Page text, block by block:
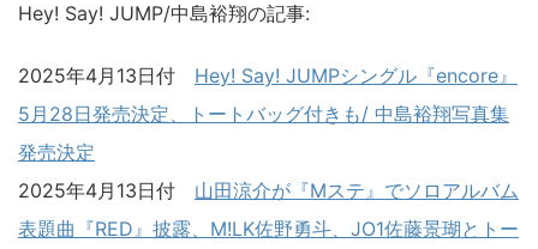
Hey! Say! JUMP/中島裕翔の記事:
2025年4月13日付 Hey! Say! JUMPシングル『encore』
5月28日発売決定、トートバッグ付きも/ 中島裕翔写真集
発売決定
2025年4月13日付 山田涼介が『Mステ』でソロアルバム
表題曲『RED』披露、M!LK佐野勇斗、JO1佐藤景瑚とトー